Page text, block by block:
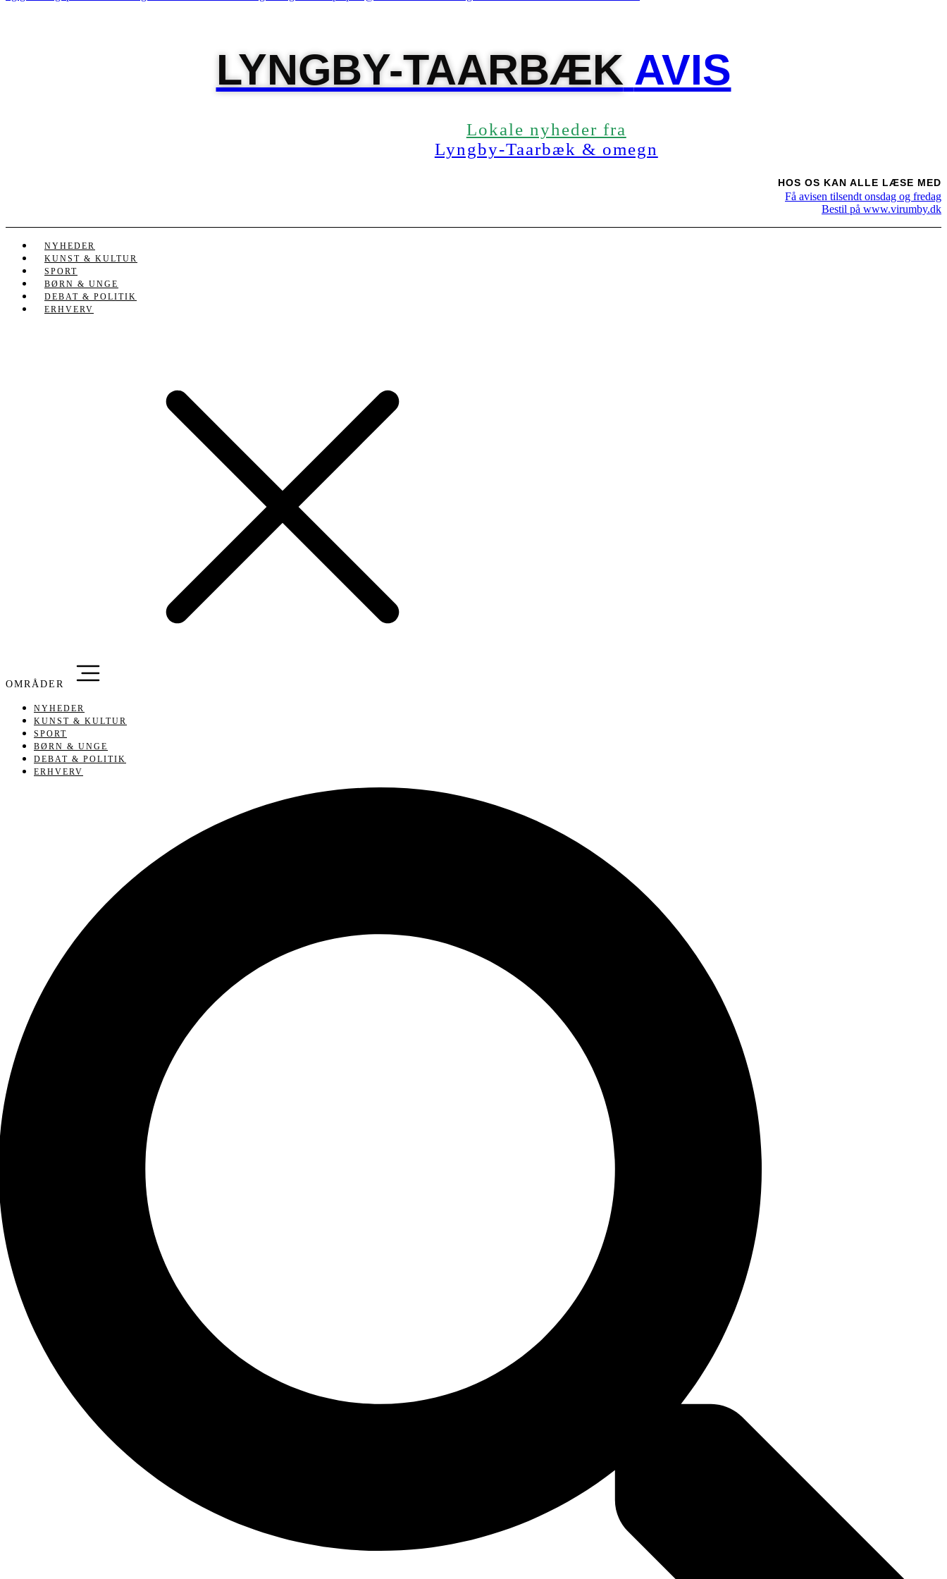
LYNGBY-TAARBÆK AVIS
Lokale nyheder fra
Lyngby-Taarbæk & omegn
HOS OS KAN ALLE LÆSE MED
Få avisen tilsendt onsdag og fredag
Bestil på www.virumby.dk
NYHEDER
KUNST & KULTUR
SPORT
BØRN & UNGE
DEBAT & POLITIK
ERHVERV
NYHEDER
KUNST & KULTUR
SPORT
BØRN & UNGE
DEBAT & POLITIK
ERHVERV